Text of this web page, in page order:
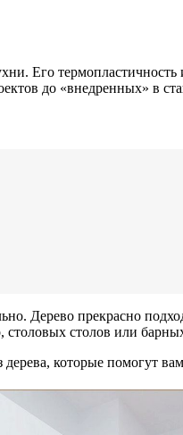
Его
до «внедренных» в
Дерево прекрасно
столов или
которые помогут